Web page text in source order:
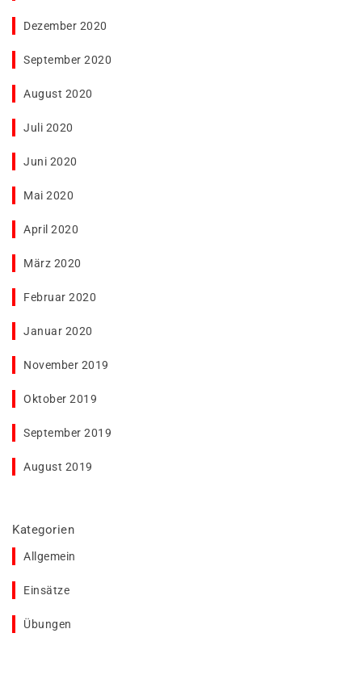
Dezember 2020
September 2020
August 2020
Juli 2020
Juni 2020
Mai 2020
April 2020
März 2020
Februar 2020
Januar 2020
November 2019
Oktober 2019
September 2019
August 2019
Kategorien
Allgemein
Einsätze
Übungen